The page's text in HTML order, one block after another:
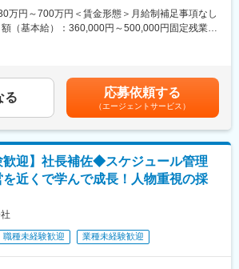
スタートし、その後商業施設全体の計画および建
の不動産事業、不動産金融事業を展開してきまし
駆的存在。「無を有にする」を理念に発展してお
イル、銀座シャネル、大江戸温泉物語、北九州
百貨店跡地の再生、青森県浜田地区の地域再生
の定める業務
きます。
目的地へお送りすることが主な業務です。加え
ート（庶務等）
日あたり、長くても3時間から4時間程度の運転
送迎となりますが、月に数回、千葉・茨城・栃木
万円～700万円＜賃金形態＞月給制補足事項なし
額（基本給）：360,000円～500,000円固定残業手
年収は賞与考慮の上記載しています。■昇給：年
）■賞与：年2回賃金はあくまでも目安の金額であ
上下する可能性があります。月給(月額)は固定手
す。
る 応募依頼する
（エージェントサービス）
歓迎】社長補佐◆スケジュール管理
近くで学んで成長！人物重視の採
職種未経験歓迎 業種未経験歓迎